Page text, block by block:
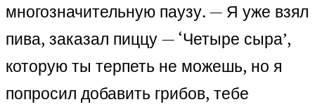
многозначительную паузу. — Я уже взял
пива, заказал пиццу — ‘Четыре сыра’,
которую ты терпеть не можешь, но я
попросил добавить грибов, тебе